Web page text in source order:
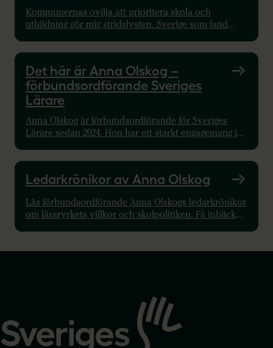
Kommunernas ovilja att prioritera skola och
utbildning gör mig stridslysten. Sverige som land
verkliga värde, skriver Anna Olskog.
Det här är Anna Olskog –
förbundsordförande Sveriges
Lärare
Anna Olskog är förbundsordförande för Sveriges
Lärare sedan 2024. Hon har ett starkt engagemang i
Ledarkrönikor av Anna Olskog
Läs förbundsordförande Anna Olskogs ledarkrönikor
om läraryrkets villkor och skolpolitiken. Få inblick
startsidan